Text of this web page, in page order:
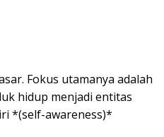
Fokus utamanya adalah
hidup menjadi entitas
*(self-awareness)*